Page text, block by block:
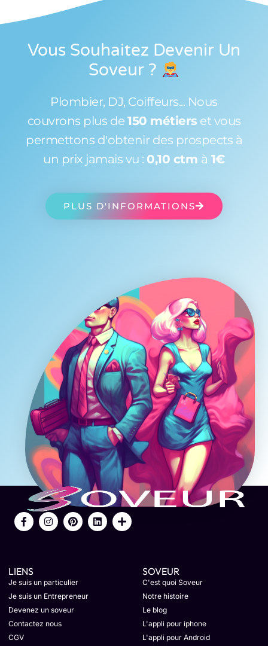
Vous Souhaitez Devenir Un
Soveur ?
Plombier, DJ, Coiffeurs... Nous
couvrons plus de 150 métiers et vous
permettons d'obtenir des prospects à
un prix jamais vu : 0,10 ctm à 1€
PLUS D'INFORMATIONS
LIENS
Je suis un particulier
Je suis un Entrepreneur
Devenez un soveur
Contactez nous
CGV
SOVEUR
C'est quoi Soveur
Notre histoire
Le blog
L'appli pour iphone
L'appli pour Android